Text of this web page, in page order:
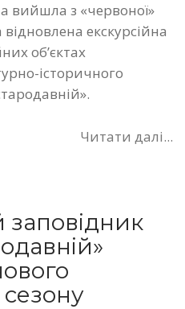
вийшла з «червоної»
екскурсійна
об’єктах
історичного
Читати далі...
заповідник